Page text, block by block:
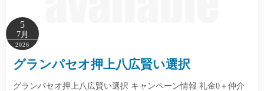
5
7月
2026
グランパセオ押上八広賢い選択
グランパセオ押上八広賢い選択 キャンペーン情報 礼金0＋仲介